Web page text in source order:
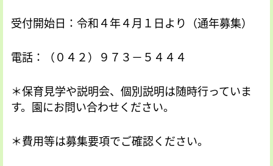
受付開始日：令和４年４月１日より（通年募集）
電話：（０４２）９７３－５４４４
＊保育見学や説明会、個別説明は随時行っていま
す。園にお問い合わせください。
＊費用等は募集要項でご確認ください。